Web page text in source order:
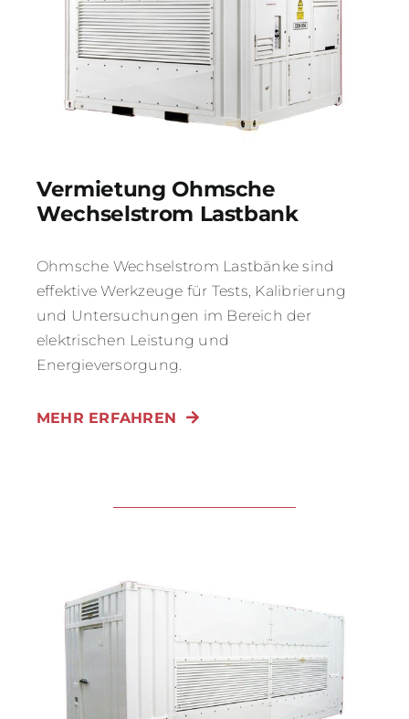
Vermietung Ohmsche
Wechselstrom Lastbank
Ohmsche Wechselstrom Lastbänke sind
effektive Werkzeuge für Tests, Kalibrierung
und Untersuchungen im Bereich der
elektrischen Leistung und
Energieversorgung.
MEHR ERFAHREN